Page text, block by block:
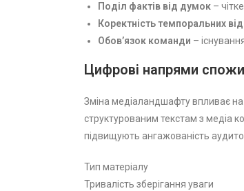
Поділ фактів від думок –
Коректність темпоральних
Обов’язок команди –
Цифрові напрями
Зміна медіаландшафту впливає
структурованим текстам з медіа
підвищують ангажованість
Тип матеріалу
Тривалість зберігання уваги